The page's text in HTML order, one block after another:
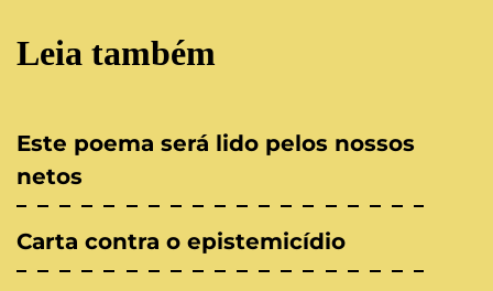
Leia também
Este poema será lido pelos nossos
netos
Carta contra o epistemicídio